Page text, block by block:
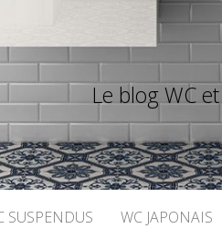
Le blog WC
SUSPENDUS WC JAPONAIS